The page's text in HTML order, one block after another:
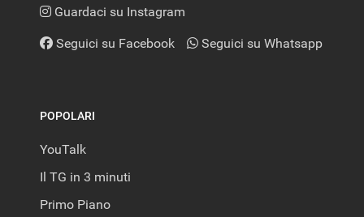
Guardaci su Instagram
Seguici su Facebook Seguici su Whatsapp
POPOLARI
YouTalk
Il TG in 3 minuti
Primo Piano